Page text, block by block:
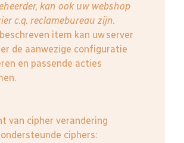
kan ook uw webshop
c.q. reclamebureau zijn.
item kan uw server
de aanwezige configuratie
en passende acties
van cipher verandering
ciphers: